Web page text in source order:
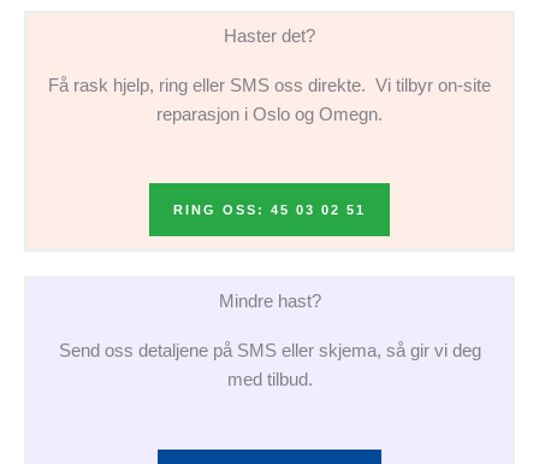
Haster det?
Få rask hjelp, ring eller SMS oss direkte. Vi tilbyr on-site
reparasjon i Oslo og Omegn.
RING OSS: 45 03 02 51
Mindre hast?
Send oss detaljene på SMS eller skjema, så gir vi deg
med tilbud.